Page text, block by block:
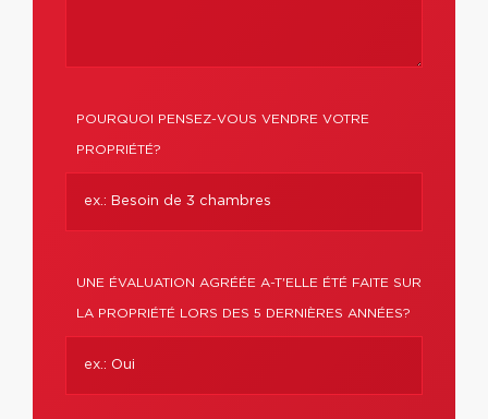
POURQUOI PENSEZ-VOUS VENDRE VOTRE
PROPRIÉTÉ?
UNE ÉVALUATION AGRÉÉE A-T'ELLE ÉTÉ FAITE SUR
LA PROPRIÉTÉ LORS DES 5 DERNIÈRES ANNÉES?